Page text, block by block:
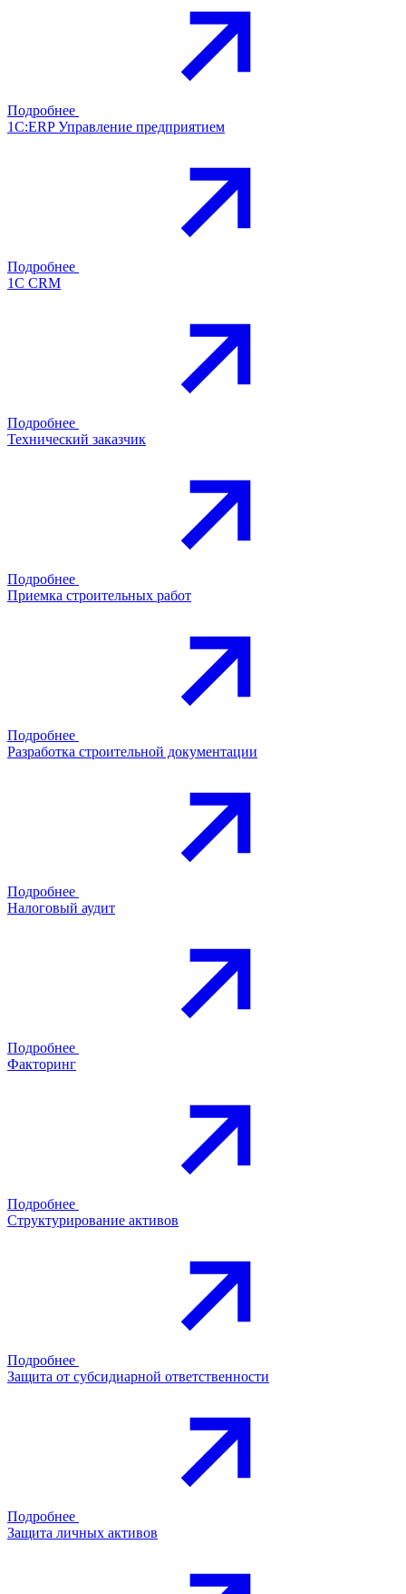
Подробнее
1С:ERP Управление предприятием
Подробнее
1С CRM
Подробнее
Технический заказчик
Подробнее
Приемка строительных работ
Подробнее
Разработка строительной документации
Подробнее
Налоговый аудит
Подробнее
Факторинг
Подробнее
Структурирование активов
Подробнее
Защита от субсидиарной ответственности
Подробнее
Защита личных активов